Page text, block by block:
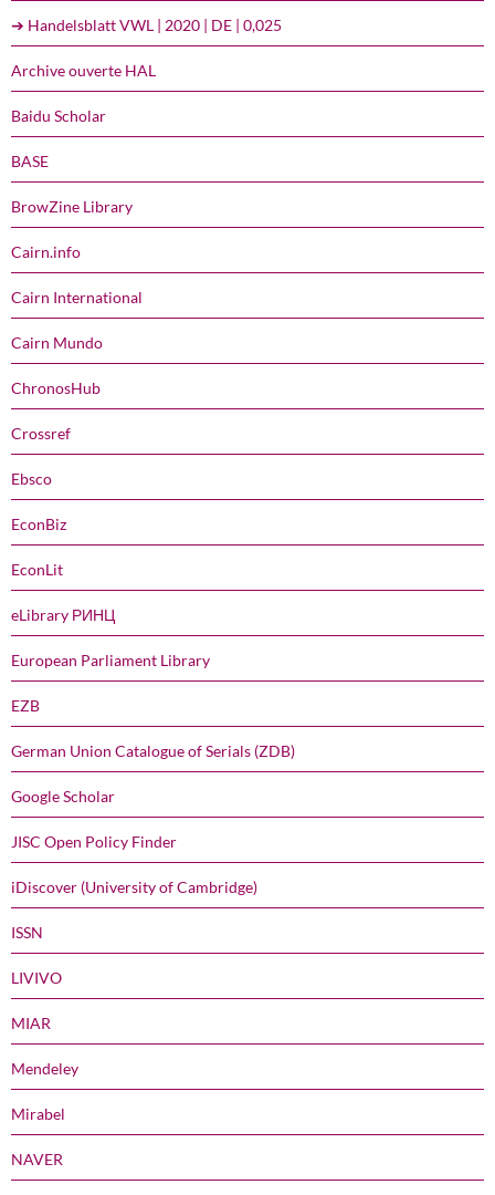
➔ Handelsblatt VWL | 2020 | DE | 0,025
Archive ouverte HAL
Baidu Scholar
BASE
BrowZine Library
Cairn.info
Cairn International
Cairn Mundo
ChronosHub
Crossref
Ebsco
EconBiz
EconLit
eLibrary РИНЦ
European Parliament Library
EZB
German Union Catalogue of Serials (ZDB)
Google Scholar
JISC Open Policy Finder
iDiscover (University of Cambridge)
ISSN
LIVIVO
MIAR
Mendeley
Mirabel
NAVER